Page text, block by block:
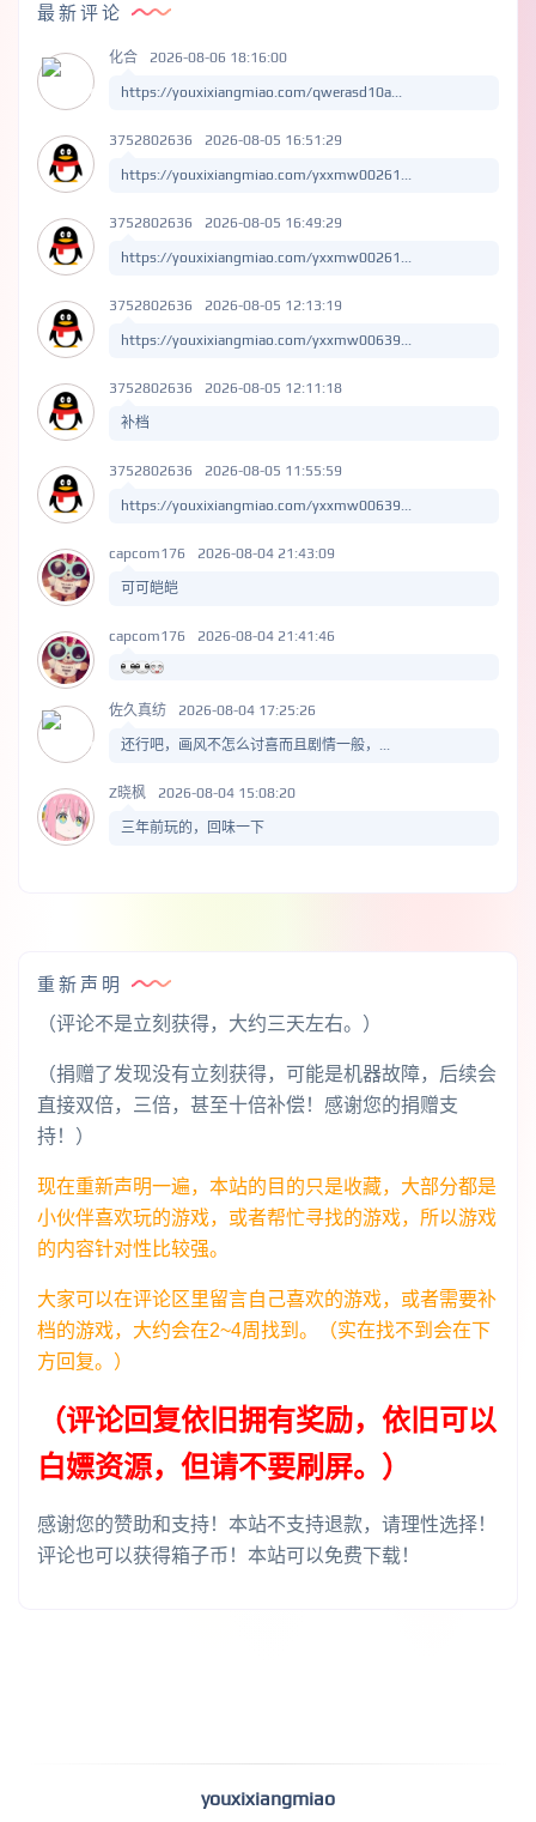
最新评论
化合 2026-08-06 18:16:00
https://youxixiangmiao.com/qwerasd10a...
3752802636 2026-08-05 16:51:29
https://youxixiangmiao.com/yxxmw00261...
3752802636 2026-08-05 16:49:29
https://youxixiangmiao.com/yxxmw00261...
3752802636 2026-08-05 12:13:19
https://youxixiangmiao.com/yxxmw00639...
3752802636 2026-08-05 12:11:18
补档
3752802636 2026-08-05 11:55:59
https://youxixiangmiao.com/yxxmw00639...
capcom176 2026-08-04 21:43:09
可可皑皑
capcom176 2026-08-04 21:41:46
佐久真纺 2026-08-04 17:25:26
还行吧，画风不怎么讨喜而且剧情一般，...
Z晓枫 2026-08-04 15:08:20
三年前玩的，回味一下
重新声明
（评论不是立刻获得，大约三天左右。）
（捐赠了发现没有立刻获得，可能是机器故障，后续会
直接双倍，三倍，甚至十倍补偿！感谢您的捐赠支
持！）
现在重新声明一遍，本站的目的只是收藏，大部分都是
小伙伴喜欢玩的游戏，或者帮忙寻找的游戏，所以游戏
的内容针对性比较强。
大家可以在评论区里留言自己喜欢的游戏，或者需要补
档的游戏，大约会在2~4周找到。（实在找不到会在下
方回复。）
（评论回复依旧拥有奖励，依旧可以
白嫖资源，但请不要刷屏。）
感谢您的赞助和支持！本站不支持退款，请理性选择！
评论也可以获得箱子币！本站可以免费下载！
youxixiangmiao